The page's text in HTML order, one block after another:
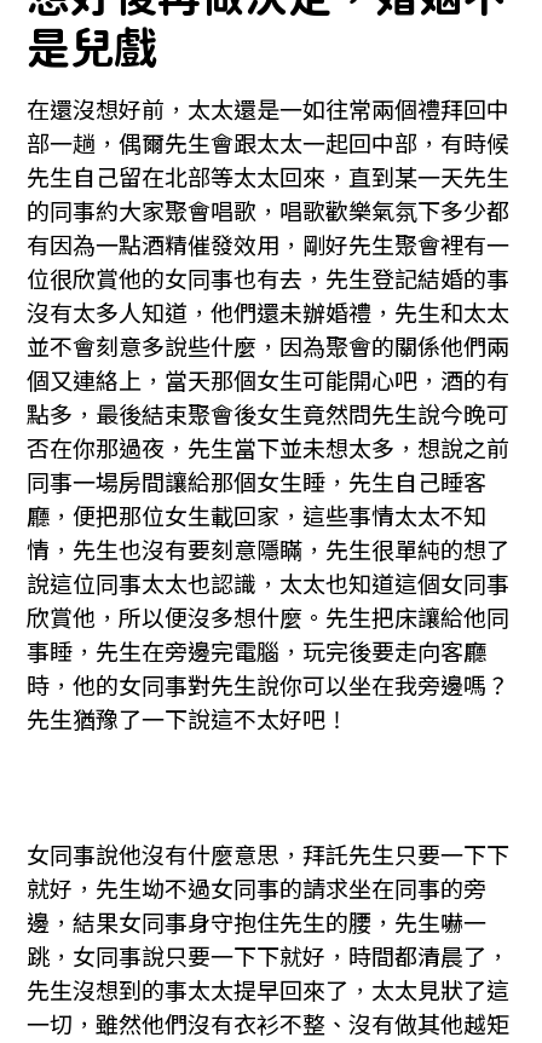
是兒戲
在還沒想好前，太太還是一如往常兩個禮拜回中
部一趟，偶爾先生會跟太太一起回中部，有時候
先生自己留在北部等太太回來，直到某一天先生
的同事約大家聚會唱歌，唱歌歡樂氣氛下多少都
有因為一點酒精催發效用，剛好先生聚會裡有一
位很欣賞他的女同事也有去，先生登記結婚的事
沒有太多人知道，他們還未辦婚禮，先生和太太
並不會刻意多說些什麼，因為聚會的關係他們兩
個又連絡上，當天那個女生可能開心吧，酒的有
點多，最後結束聚會後女生竟然問先生說今晚可
否在你那過夜，先生當下並未想太多，想說之前
同事一場房間讓給那個女生睡，先生自己睡客
廳，便把那位女生載回家，這些事情太太不知
情，先生也沒有要刻意隱瞞，先生很單純的想了
說這位同事太太也認識，太太也知道這個女同事
欣賞他，所以便沒多想什麼。先生把床讓給他同
事睡，先生在旁邊完電腦，玩完後要走向客廳
時，他的女同事對先生說你可以坐在我旁邊嗎？
先生猶豫了一下說這不太好吧！
女同事說他沒有什麼意思，拜託先生只要一下下
就好，先生坳不過女同事的請求坐在同事的旁
邊，結果女同事身守抱住先生的腰，先生嚇一
跳，女同事說只要一下下就好，時間都清晨了，
先生沒想到的事太太提早回來了，太太見狀了這
一切，雖然他們沒有衣衫不整、沒有做其他越矩